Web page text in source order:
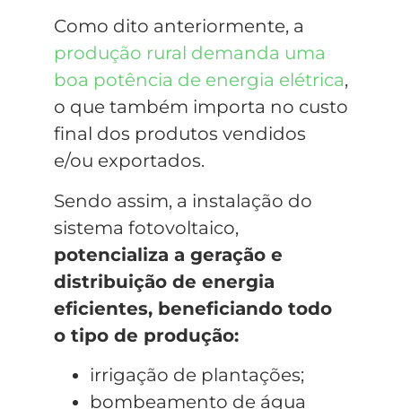
Como dito anteriormente, a
produção rural demanda uma
boa potência de energia elétrica,
o que também importa no custo
final dos produtos vendidos
e/ou exportados.
Sendo assim, a instalação do
sistema fotovoltaico,
potencializa a geração e
distribuição de energia
eficientes, beneficiando todo
o tipo de produção:
irrigação de plantações;
bombeamento de água